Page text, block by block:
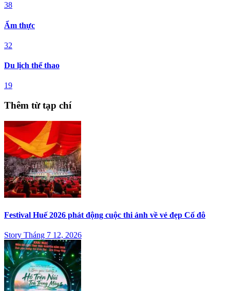
38
Ẩm thực
32
Du lịch thể thao
19
Thêm từ tạp chí
Festival Huế 2026 phát động cuộc thi ảnh về vẻ đẹp Cố đô
Story Tháng 7 12, 2026